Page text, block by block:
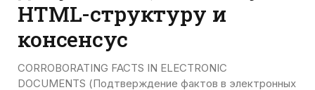
HTML-структуру и
консенсус
CORROBORATING FACTS IN ELECTRONIC
DOCUMENTS (Подтверждение фактов в электронных